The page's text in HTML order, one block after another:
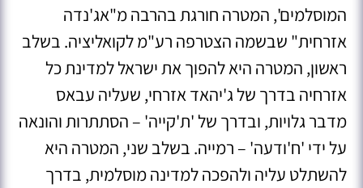
המוסלמים', המטרה חורגת בהרבה מ"אג'נדה
אזרחית" שבשמה הצטרפה רע"מ לקואליציה. בשלב
ראשון, המטרה היא להפוך את ישראל למדינת כל
אזרחיה בדרך של ג'יהאד אזרחי, שעליה עבאס
מדבר גלויות, ובדרך של 'ת'קייה' – הסתתרות והונאה
על ידי 'ח'ודעה' – רמייה. בשלב שני, המטרה היא
להשתלט עליה ולהפכה למדינה מוסלמית, בדרך